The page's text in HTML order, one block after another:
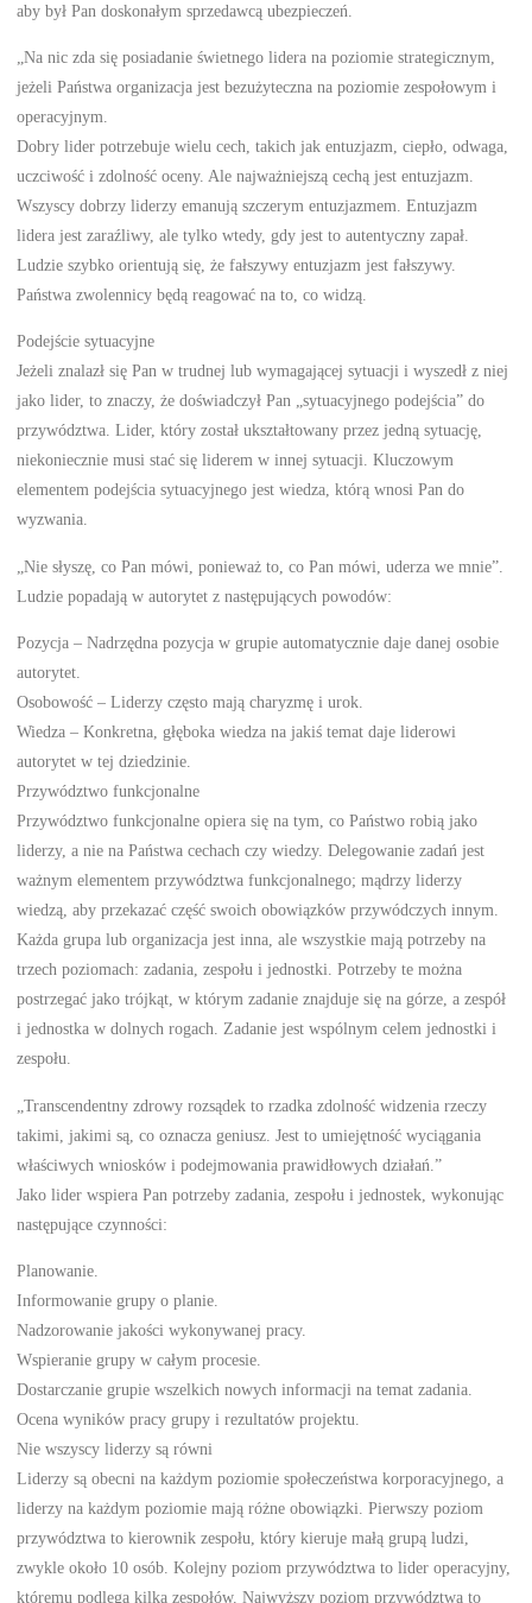
aby był Pan doskonałym sprzedawcą ubezpieczeń.
„Na nic zda się posiadanie świetnego lidera na poziomie strategicznym,
jeżeli Państwa organizacja jest bezużyteczna na poziomie zespołowym i
operacyjnym.
Dobry lider potrzebuje wielu cech, takich jak entuzjazm, ciepło, odwaga,
uczciwość i zdolność oceny. Ale najważniejszą cechą jest entuzjazm.
Wszyscy dobrzy liderzy emanują szczerym entuzjazmem. Entuzjazm
lidera jest zaraźliwy, ale tylko wtedy, gdy jest to autentyczny zapał.
Ludzie szybko orientują się, że fałszywy entuzjazm jest fałszywy.
Państwa zwolennicy będą reagować na to, co widzą.
Podejście sytuacyjne
Jeżeli znalazł się Pan w trudnej lub wymagającej sytuacji i wyszedł z niej
jako lider, to znaczy, że doświadczył Pan „sytuacyjnego podejścia” do
przywództwa. Lider, który został ukształtowany przez jedną sytuację,
niekoniecznie musi stać się liderem w innej sytuacji. Kluczowym
elementem podejścia sytuacyjnego jest wiedza, którą wnosi Pan do
wyzwania.
„Nie słyszę, co Pan mówi, ponieważ to, co Pan mówi, uderza we mnie”.
Ludzie popadają w autorytet z następujących powodów:
Pozycja – Nadrzędna pozycja w grupie automatycznie daje danej osobie
autorytet.
Osobowość – Liderzy często mają charyzmę i urok.
Wiedza – Konkretna, głęboka wiedza na jakiś temat daje liderowi
autorytet w tej dziedzinie.
Przywództwo funkcjonalne
Przywództwo funkcjonalne opiera się na tym, co Państwo robią jako
liderzy, a nie na Państwa cechach czy wiedzy. Delegowanie zadań jest
ważnym elementem przywództwa funkcjonalnego; mądrzy liderzy
wiedzą, aby przekazać część swoich obowiązków przywódczych innym.
Każda grupa lub organizacja jest inna, ale wszystkie mają potrzeby na
trzech poziomach: zadania, zespołu i jednostki. Potrzeby te można
postrzegać jako trójkąt, w którym zadanie znajduje się na górze, a zespół
i jednostka w dolnych rogach. Zadanie jest wspólnym celem jednostki i
zespołu.
„Transcendentny zdrowy rozsądek to rzadka zdolność widzenia rzeczy
takimi, jakimi są, co oznacza geniusz. Jest to umiejętność wyciągania
właściwych wniosków i podejmowania prawidłowych działań.”
Jako lider wspiera Pan potrzeby zadania, zespołu i jednostek, wykonując
następujące czynności:
Planowanie.
Informowanie grupy o planie.
Nadzorowanie jakości wykonywanej pracy.
Wspieranie grupy w całym procesie.
Dostarczanie grupie wszelkich nowych informacji na temat zadania.
Ocena wyników pracy grupy i rezultatów projektu.
Nie wszyscy liderzy są równi
Liderzy są obecni na każdym poziomie społeczeństwa korporacyjnego, a
liderzy na każdym poziomie mają różne obowiązki. Pierwszy poziom
przywództwa to kierownik zespołu, który kieruje małą grupą ludzi,
zwykle około 10 osób. Kolejny poziom przywództwa to lider operacyjny,
któremu podlega kilka zespołów. Najwyższy poziom przywództwa to